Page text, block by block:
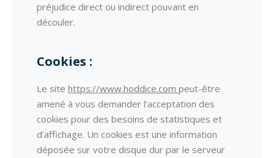
préjudice direct ou indirect pouvant en
découler.
Cookies :
Le site https://www.hoddice.com peut-être
amené à vous demander l’acceptation des
cookies pour des besoins de statistiques et
d’affichage. Un cookies est une information
déposée sur votre disque dur par le serveur